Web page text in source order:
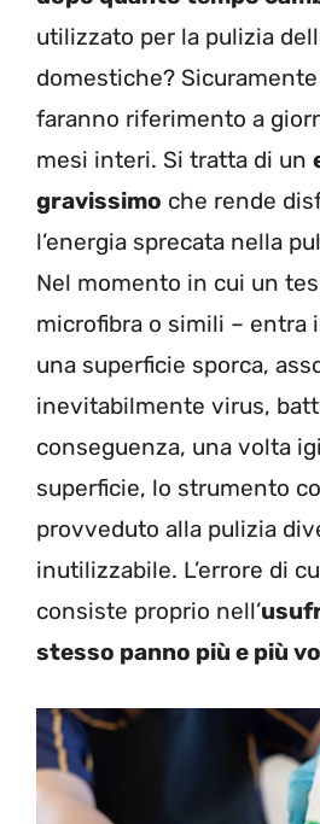
utilizzato per la pulizia
domestiche?
faranno riferimento a
mesi interi. Si tratta di un
gravissimo che rende
l’energia sprecata nella
Nel momento in cui un
microfibra o simili – entra
una superficie sporca,
inevitabilmente virus,
conseguenza, una volta
superficie, lo strumento
provveduto alla pulizia
inutilizzabile. L’errore di
consiste proprio nell’
stesso panno più e più